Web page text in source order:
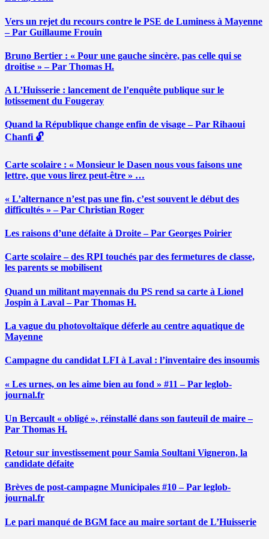
Vers un rejet du recours contre le PSE de Luminess à Mayenne
– Par Guillaume Frouin
Bruno Bertier : « Pour une gauche sincère, pas celle qui se
droitise » – Par Thomas H.
A L’Huisserie : lancement de l’enquête publique sur le
lotissement du Fougeray
Quand la République change enfin de visage – Par Rihaoui
Chanfi 🔓
Carte scolaire : « Monsieur le Dasen nous vous faisons une
lettre, que vous lirez peut-être » …
« L’alternance n’est pas une fin, c’est souvent le début des
difficultés » – Par Christian Roger
Les raisons d’une défaite à Droite – Par Georges Poirier
Carte scolaire – des RPI touchés par des fermetures de classe,
les parents se mobilisent
Quand un militant mayennais du PS rend sa carte à Lionel
Jospin à Laval – Par Thomas H.
La vague du photovoltaïque déferle au centre aquatique de
Mayenne
Campagne du candidat LFI à Laval : l’inventaire des insoumis
« Les urnes, on les aime bien au fond » #11 – Par leglob-
journal.fr
Un Bercault « obligé », réinstallé dans son fauteuil de maire –
Par Thomas H.
Retour sur investissement pour Samia Soultani Vigneron, la
candidate défaite
Brèves de post-campagne Municipales #10 – Par leglob-
journal.fr
Le pari manqué de BGM face au maire sortant de L’Huisserie